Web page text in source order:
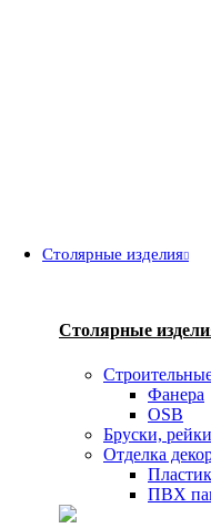
Столярные изделия
Столярные
Фанера
OSB
Бруски,
Отделка
ПВХ